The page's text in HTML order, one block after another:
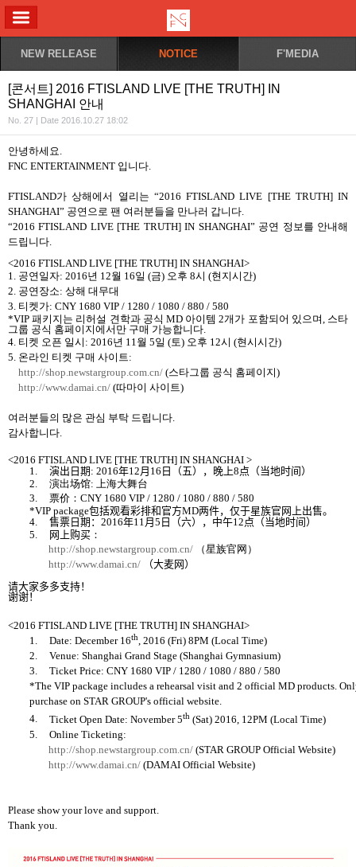
NEW RELEASE NOTICE F'MEDIA
[콘서트] 2016 FTISLAND LIVE [THE TRUTH] IN
SHANGHAI 안내
No. 27 | Date 2016.10.27 18:02
안녕하세요.
FNC ENTERTAINMENT 입니다.
FTISLAND가 상해에서 열리는 “2016 FTISLAND LIVE [THE TRUTH] IN
SHANGHAI” 공연으로 팬 여러분들을 만나러 갑니다.
“2016 FTISLAND LIVE [THE TRUTH] IN SHANGHAI” 공연 정보를 안내해
드립니다.
<2016 FTISLAND LIVE [THE TRUTH] IN SHANGHAI>
1. 공연일자: 2016년 12월 16일 (금) 오후 8시 (현지시간)
2. 공연장소: 상해 대무대
3. 티켓가: CNY 1680 VIP / 1280 / 1080 / 880 / 580
*VIP패키지는 리허설 견학과 공식 MD 아이템 2개가 포함되어 있으며, 스타
그룹 공식 홈페이지에서만 구매 가능합니다.
4. 티켓 오픈 일시 : 2016년 11월 5일 (토) 오후 12시 (현시시간)
5. 온라인 티켓 구매 사이트:
http://shop.newstargroup.com.cn/ (스타그룹 공식 홈페이지)
http://www.damai.cn/ (따마이 사이트)
여러분들의 많은 관심 부탁 드립니다.
감사합니다.
<2016 FTISLAND LIVE [THE TRUTH] IN SHANGHAI >
1.
演出日期: 2016年12月 16 日 （五）， 晚上8点 （当地时间 ）
2.
演出场馆: 上海大舞台
3.
票价： CNY 1680 VIP / 1280 / 1080 / 880 / 580
*VIPpackage包括观看彩排和官方MD两件，仅于星族官网上出售。
4.
售票日期 ： 2016年11月 5 日 （六）， 中午12点 （当地时间 ）
5.
网上购买：
http://shop.newstargroup.com.cn/
（星族官 网 ）
http://www.damai.cn/
（大麦网 ）
请大家多多支持！
谢谢！
<2016 FTISLAND LIVE [THE TRUTH] IN SHANGHAI>
1.
Date: December 16th, 2016 (Fri) 8PM (Local Time)
2.
Venue: Shanghai Grand Stage (Shanghai Gymnasium)
3.
Ticket Price: CNY 1680 VIP / 1280 / 1080 / 880 / 580
*The VIP package includes a rehearsal visit and 2 official MD products.
purchase on STAR GROUP's official website.
4.
Ticket Open Date: November 5th(Sat) 2016, 12PM (Local Time)
5.
Online Ticketing:
http://shop.newstargroup.com.cn/ (STAR GROUP Official Website)
http://www.damai.cn/ (DAMAI Official Website)
Please show your love and support.
Thank you.